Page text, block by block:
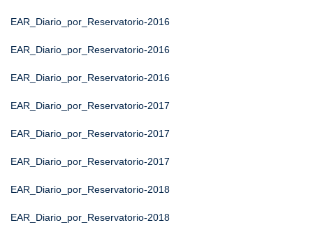
EAR_Diario_por_Reservatorio-2016
EAR_Diario_por_Reservatorio-2016
EAR_Diario_por_Reservatorio-2016
EAR_Diario_por_Reservatorio-2017
EAR_Diario_por_Reservatorio-2017
EAR_Diario_por_Reservatorio-2017
EAR_Diario_por_Reservatorio-2018
EAR_Diario_por_Reservatorio-2018